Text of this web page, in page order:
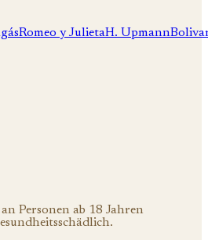
Romeo y JulietaH. Upmann
Personen ab 18 Jahren